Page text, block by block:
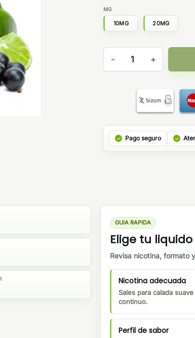
MG
10MG 20MG
Pachamama Self Juice
Pago seguro
GUIA RAPIDA
Elige tu
Revisa nicotina, formato
Nicotina adecuada
Sales para calada
continuo.
Perfil de sabor